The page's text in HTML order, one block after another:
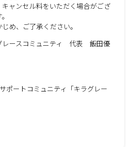
キャンセル料をいただく場合がござ
じめ、ご了承ください。
レースコミュニティ 代表 飯田優
ポートコミュニティ「キラグレー